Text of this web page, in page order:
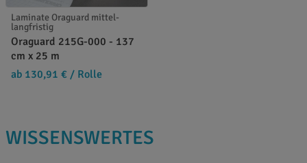
Laminate Oraguard mittel-
langfristig
Oraguard 215G-000 - 137
cm x 25 m
ab 130,91 € / Rolle
WISSENSWERTES